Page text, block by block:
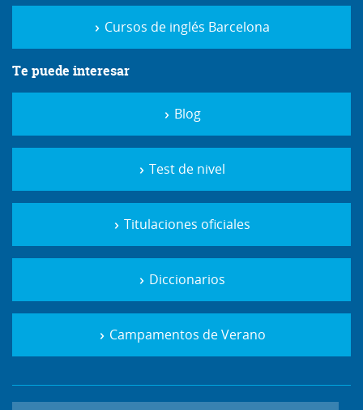
Cursos de inglés Barcelona
Te puede interesar
Blog
Test de nivel
Titulaciones oficiales
Diccionarios
Campamentos de Verano